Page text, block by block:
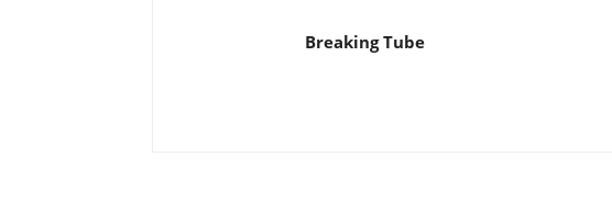
Breaking Tube